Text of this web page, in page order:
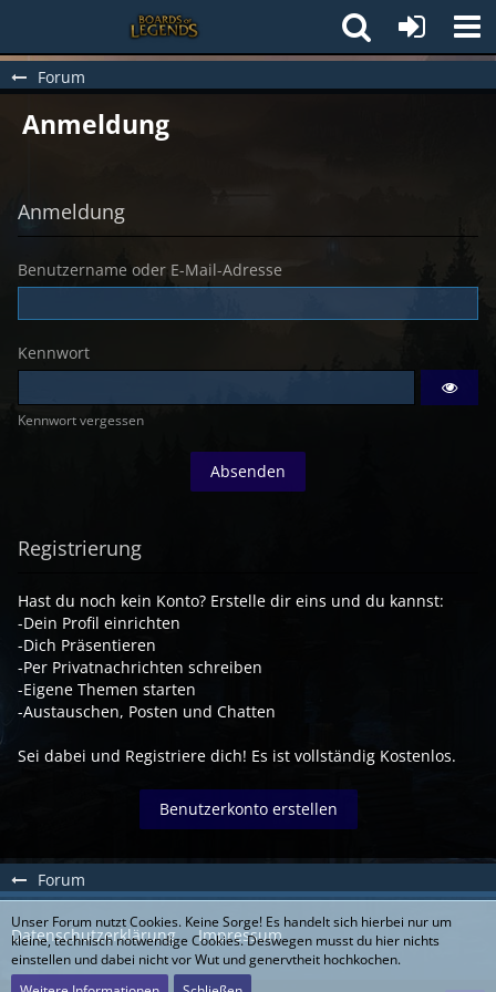
Forum
Forum
Anmeldung
Anmeldung
Benutzername oder E-Mail-Adresse
Kennwort
Kennwort vergessen
Registrierung
Hast du noch kein Konto? Erstelle dir eins und du kannst:
-Dein Profil einrichten
-Dich Präsentieren
-Per Privatnachrichten schreiben
-Eigene Themen starten
-Austauschen, Posten und Chatten
Sei dabei und Registriere dich! Es ist vollständig Kostenlos.
Benutzerkonto erstellen
Datenschutzerklärung Impressum
Unser Forum nutzt Cookies. Keine Sorge! Es handelt sich hierbei nur um
kleine, technisch notwendige Cookies. Deswegen musst du hier nichts
einstellen und dabei nicht vor Wut und genervtheit hochkochen.